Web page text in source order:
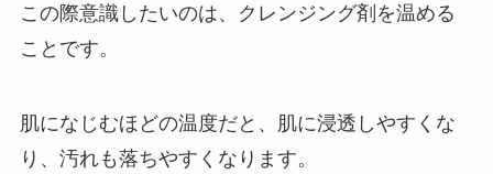
この際意識したいのは、クレンジング剤を温める
ことです。
肌になじむほどの温度だと、肌に浸透しやすくな
り、汚れも落ちやすくなります。